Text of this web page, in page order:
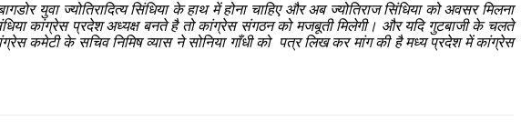
युवा ज्योतिरादित्य सिंधिया के हाथ में होना चाहिए और अब ज्योतिराज सिंधिया को अवसर मिलना
कांग्रेस प्रदेश अध्यक्ष बनते है तो कांग्रेस संगठन को मजबूती मिलेगी। और यदि गुटबाजी के चलते
कमेटी के सचिव निमिष व्यास ने सोनिया गाँधी को पत्र लिख कर मांग की है मध्य प्रदेश में कांग्रेस